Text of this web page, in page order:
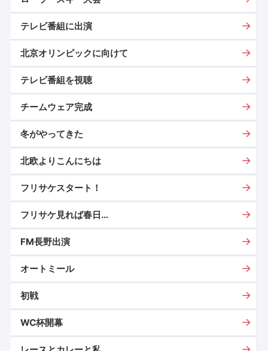
テレビ番組に出演
北京オリンピックに向けて
テレビ番組を視聴
チームウェア完成
冬がやってきた
北欧よりこんにちは
フリサケスタート！
フリサケ見れば春日…
FM長野出演
オートミール
初戦
WC杯開幕